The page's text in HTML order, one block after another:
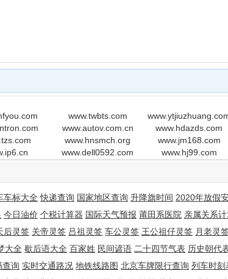
www.twbts.com
www.autov.com.cn
www.hdazds.com
www.hnsmch.org
www.jm168.com
www.dell0592.com
www.hj99.com
车标大全 快递查询 国家地区查询 升降旗时间 2020年放假
今日油价 个税计算器 国际天气预报 莆田系医院 亲属关系
后灵签 关帝灵签 吕祖灵签 车公灵签 王公祖仔灵签 月老灵
大全 歇后语大全 百家姓 民间谚语 二十四节气表 历史朝代
查询 实时交通路况 地铁线路图 北京车牌限行查询 列车时刻